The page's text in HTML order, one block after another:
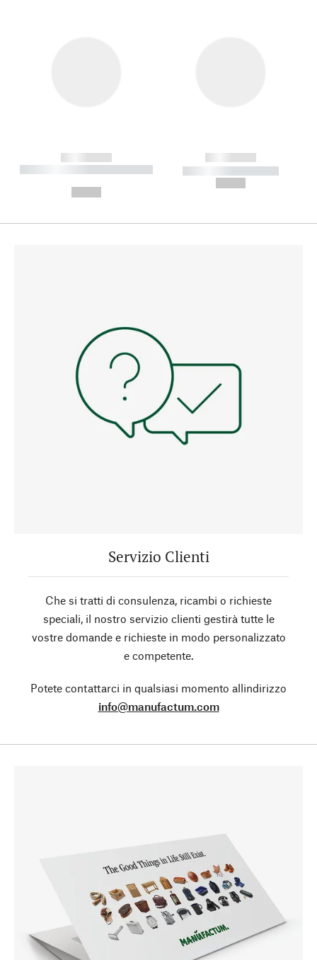
------------
----------- ----------- --------
------------
----------- -----------
Servizio Clienti
Che si tratti di consulenza, ricambi o richieste
speciali, il nostro servizio clienti gestirà tutte le
vostre domande e richieste in modo personalizzato
e competente.
Potete contattarci in qualsiasi momento allindirizzo
info@manufactum.com